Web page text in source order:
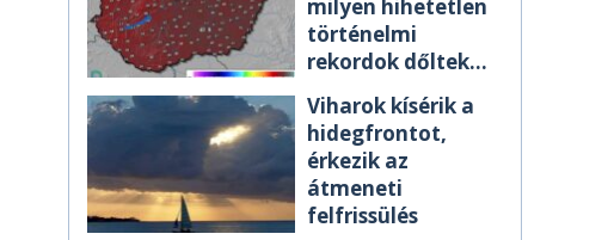
milyen hihetetlen
történelmi
rekordok dőltek
Viharok kísérik a
hidegfrontot,
érkezik az
átmeneti
felfrissülés